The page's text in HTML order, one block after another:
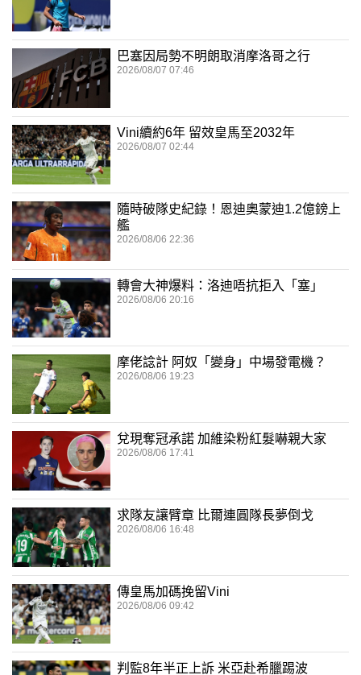
巴塞因局勢不明朗取消摩洛哥之行
2026/08/07 07:46
Vini續約6年 留效皇馬至2032年
2026/08/07 02:44
隨時破隊史紀錄！恩迪奧蒙迪1.2億鎊上
艦
2026/08/06 22:36
轉會大神爆料：洛迪唔抗拒入「塞」
2026/08/06 20:16
摩佬諗計 阿奴「變身」中場發電機？
2026/08/06 19:23
兌現奪冠承諾 加維染粉紅髮嚇親大家
2026/08/06 17:41
求隊友讓臂章 比爾連圓隊長夢倒戈
2026/08/06 16:48
傳皇馬加碼挽留Vini
2026/08/06 09:42
判監8年半正上訴 米亞赴希臘踢波